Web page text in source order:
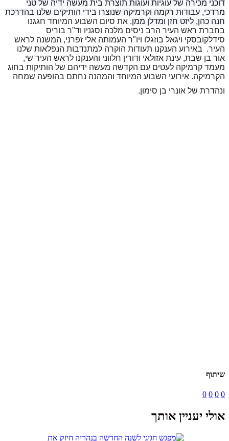
דוכני מכירה של עוגיות ועוגות תוצרת בית מעשה ידיה של טני
מרדכי, עבודות רקמה וקרמיקה שנוצרו בידי הותיקים שלנו בהדרכת
חנה כהן, ליזט חזן ומדלן ממן. את סיום השבוע המיוחד חגגנו
בחברת ראש העיר הרב ניסים מלכה וסגניו וד"ר בוריס
סידלקובסקי ויגאל בוזגלו ויו"ר העמותה אלי זפרני, המשנה לראש
העיר. באירוע הענקנו תעודות הוקרה למתנדבות הנפלאות שלנו
אור בן שבת, עינת אזולאי ודורין חלווני והענקנו לראש העיר שי,
מעמד קרמיקה לעטים עם הקדשה מעשה ידיהם של הותיקות בחוג
הקרמיקה. אירועי השבוע המיוחד והמהנה נחתם בהופעה שמחה
ונהדרת של אונרי בן סימון.
שיתוף
0
0
0
0
אולי יעניין אותך